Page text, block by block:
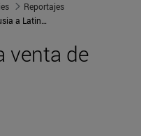
Reportajes
Larga sequía en la venta de armas de Rusia a Latinoamérica
venta de